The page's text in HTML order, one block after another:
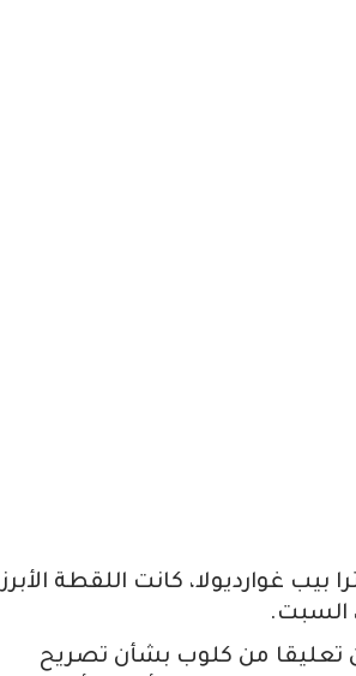
غوارديولا، كانت اللقطة الأبرز
السبت.
تعليقا من كلوب بشأن تصريح